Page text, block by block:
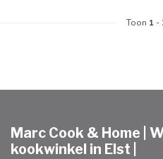
Toon 1 -
Marc Cook & Home |
kookwinkel in Elst |